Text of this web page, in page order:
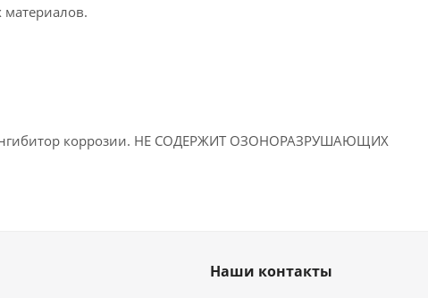
ингибитор коррозии. НЕ СОДЕРЖИТ ОЗОНОРАЗРУШАЮЩИХ
Наши контакты